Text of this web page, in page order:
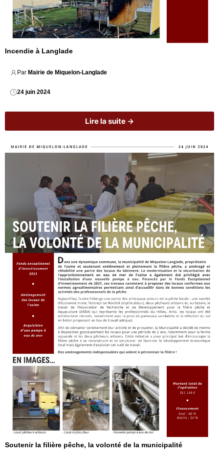
Incendie à Langlade
Par Mairie de Miquelon-Langlade
24 juin 2024
Lire la suite →
Soutenir la filière pêche, la volonté de la municipalité